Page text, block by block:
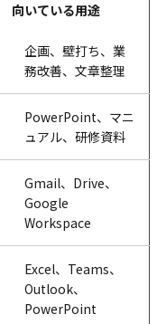
向いている用途
企画、壁打ち、業
務改善、文章整理
PowerPoint、マニ
ュアル、研修資料
Gmail、Drive、
Google
Workspace
Excel、Teams、
Outlook、
PowerPoint